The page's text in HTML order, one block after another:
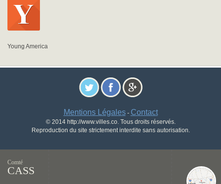
Young America
Mentions Légales- Contact
© 2014 http://www.villes.co. Tous droits réservés.
Reproduction du site strictement interdite sans autorisation.
Comté
CASS